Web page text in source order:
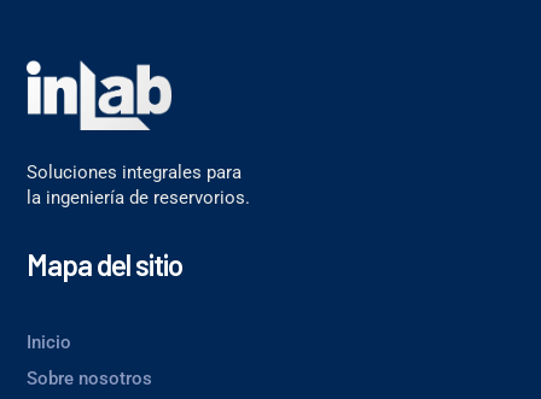
Soluciones integrales para
la ingeniería de reservorios.
Mapa del sitio
Inicio
Sobre nosotros